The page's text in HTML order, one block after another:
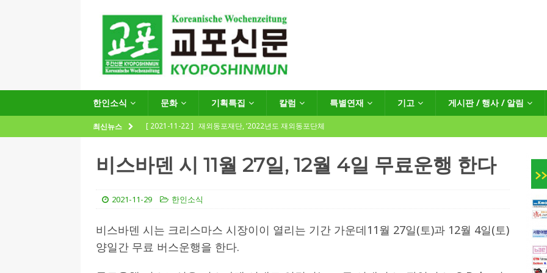
한인소식 문화 기획특집 칼럼 특별연재 기고 게시판 / 행사 / 알림
최신뉴스 [ 2021-11-22 ] 재외동포재단, ‘2022년도 재외동포단체
[ 2021-09-24 ]
함부르크한인회
(12.14일 기준)
게시판 / 행사 / 알림
[ 2026-07-27 ] “재독동포와 함께하는 재독일한인체육회로 거듭나겠습니다”
[ 2026-07-27 ]
KIST 유럽연구소 30돌…“한-EU 협력 ‘가교’ 넘어 혁신 거점으로” 한인소식
비스바덴 시 11월 27일, 12월 4일 무료운행 한다
2021-11-29 한인소식
비스바덴 시는 크리스마스 시장이이 열리는 기간 가운데11월 27일(토)과 12월 4일(토)
양일간 무료 버스운행을 한다.